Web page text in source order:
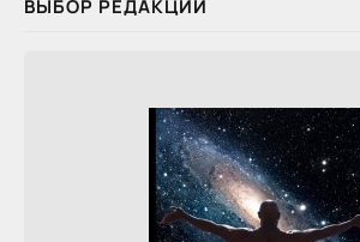
ВЫБОР РЕДАКЦИИ